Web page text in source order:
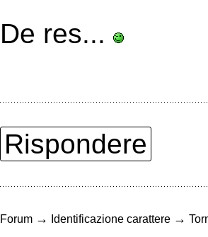
De res...
Rispondere
Forum → Identificazione carattere →